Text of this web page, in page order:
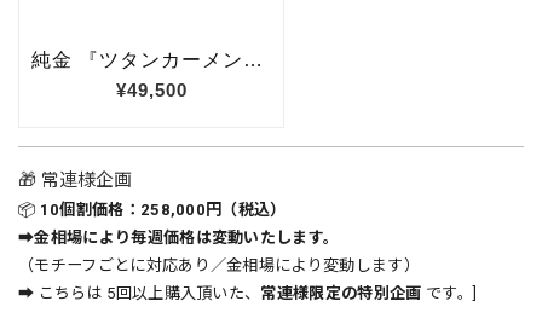
🎁 常連様企画
📦 10個割価格：258,000円（税込）
➡金相場により毎週価格は変動いたします。
（モチーフごとに対応あり／金相場により変動します）
➡ こちらは 5回以上購入頂いた、 常連様限定の特別企画 です。]